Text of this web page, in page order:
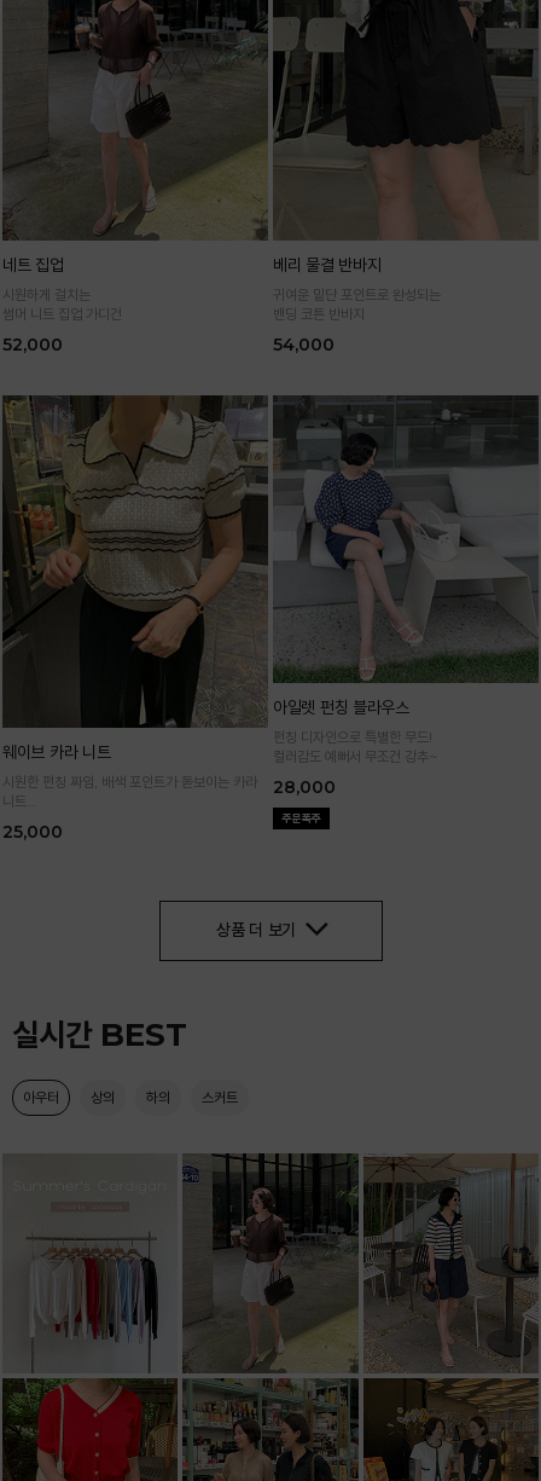
네트 집업
시원하게 걸치는
썸머 니트 집업 가디건
52,000
베리 물결 반바지
귀여운 밑단 포인트로 완성되는
밴딩 코튼 반바지
54,000
웨이브 카라 니트
시원한 펀칭 짜임, 배색 포인트가 돋보이는 카라
니트
하게 입어요
25,000
아일렛 펀칭 블라우스
펀칭 디자인으로 특별한 무드!
컬러감도 예뻐서 무조건 강추~
28,000
상품 더 보기
실시간 BEST
아우터 상의 하의 스커트